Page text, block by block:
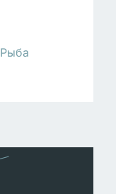
Рыба